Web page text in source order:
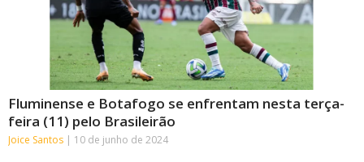
Fluminense e Botafogo se enfrentam nesta terça-
feira (11) pelo Brasileirão
Joice Santos 10 de junho de 2024